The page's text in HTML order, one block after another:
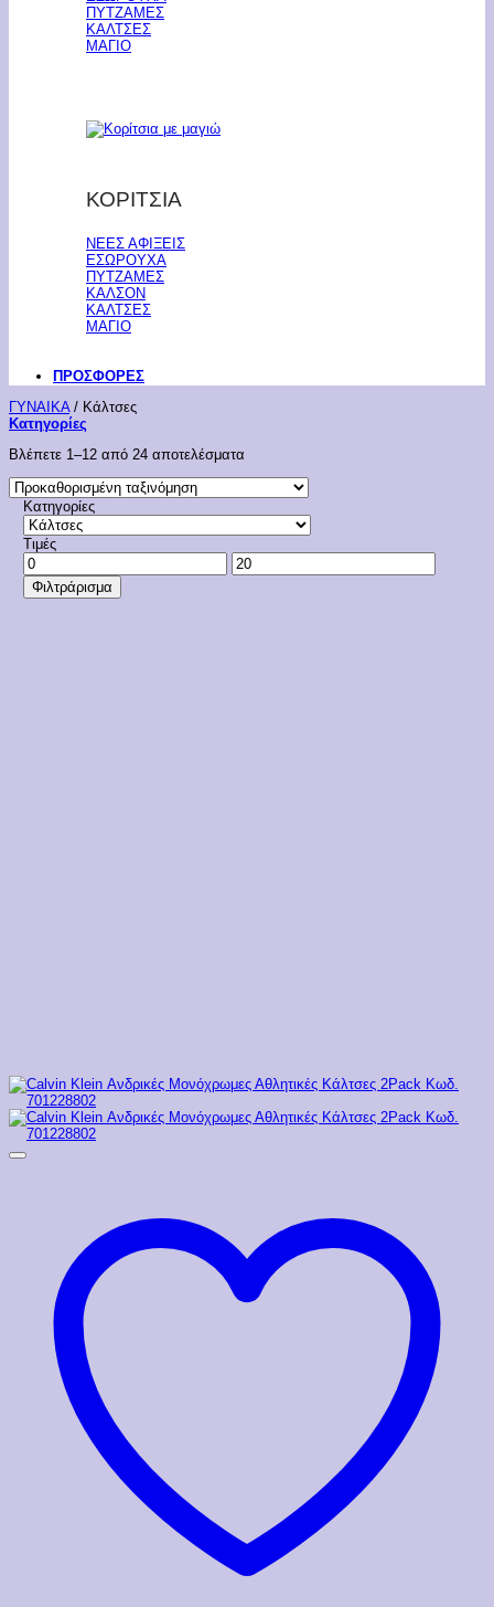
ΠΥΤΖΑΜΕΣ
ΚΑΛΤΣΕΣ
ΜΑΓΙΟ
ΚΟΡΙΤΣΙΑ
ΝΕΕΣ ΑΦΙΞΕΙΣ
ΕΣΩΡΟΥΧΑ
ΠΥΤΖΑΜΕΣ
ΚΑΛΣΟΝ
ΚΑΛΤΣΕΣ
ΜΑΓΙΟ
ΠΡΟΣΦΟΡΕΣ
ΓΥΝΑΙΚΑ / Κάλτσες
Κατηγορίες
Βλέπετε 1–12 από 24 αποτελέσματα
Κατηγορίες
Τιμές
Ελάχιστη
τιμή
Μέγιστη
τιμή
Φιλτράρισμα